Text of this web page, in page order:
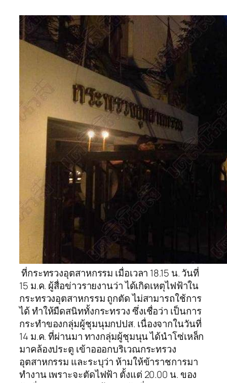
ที่กระทรวงอุตสาหกรรม เมื่อเวลา 18.15 น. วันที่
15 ม.ค. ผู้สื่อข่าวรายงานว่า ได้เกิดเหตุไฟฟ้าใน
กระทรวงอุตสาหกรรม ถูกตัด ไม่สามารถใช้การ
ได้ ทำให้มืดสนิททั้งกระทรวง ซึ่งเชื่อว่า เป็นการ
กระทำของกลุ่มผู้ชุมนุมกปปส. เนื่องจากในวันที่
14 ม.ค. ที่ผ่านมา ทางกลุ่มผู้ชุมนุน ได้นำโซ่เหล็ก
มาคล้องประตู เข้าอออกบริเวณกระทรวง
อุตสาหกรรม และระบุว่า ห้ามให้ข้าราชการมา
ทำงาน เพราะจะตัดไฟฟ้า ตั้งแต่ 20.00 น. ของ